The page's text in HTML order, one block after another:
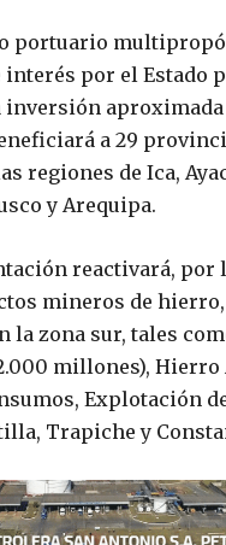
portuario
interés por el Estado
aproximada
a 29
regiones de Ica,
y Arequipa.
reactivará, por
mineros de
la zona sur, tales
millones),
Explotación
Trapiche y